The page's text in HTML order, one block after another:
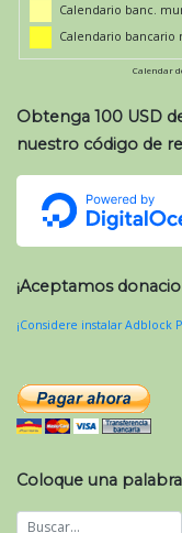
Calendario banc.
Calendario bancario
Calendar
Obtenga 100 USD
nuestro código de
¡Aceptamos
¡Considere instalar Adblock
Coloque una